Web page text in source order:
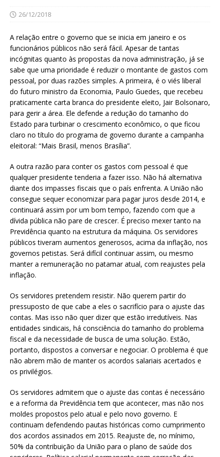
26/12/2018
A relação entre o governo que se inicia em janeiro e os
funcionários públicos não será fácil. Apesar de tantas
incógnitas quanto às propostas da nova administração, já se
sabe que uma prioridade é reduzir o montante de gastos com
pessoal, por duas razões simples. A primeira, é o viés liberal
do futuro ministro da Economia, Paulo Guedes, que recebeu
praticamente carta branca do presidente eleito, Jair Bolsonaro,
para gerir a área. Ele defende a redução do tamanho do
Estado para turbinar o crescimento econômico, o que ficou
claro no título do programa de governo durante a campanha
eleitoral: “Mais Brasil, menos Brasília”.
A outra razão para conter os gastos com pessoal é que
qualquer presidente tenderia a fazer isso. Não há alternativa
diante dos impasses fiscais que o país enfrenta. A União não
consegue sequer economizar para pagar juros desde 2014, e
continuará assim por um bom tempo, fazendo com que a
dívida pública não pare de crescer. É preciso mexer tanto na
Previdência quanto na estrutura da máquina. Os servidores
públicos tiveram aumentos generosos, acima da inflação, nos
governos petistas. Será difícil continuar assim, ou mesmo
manter a remuneração no patamar atual, com reajustes pela
inflação.
Os servidores pretendem resistir. Não querem partir do
pressuposto de que cabe a eles o sacrifício para o ajuste das
contas. Mas isso não quer dizer que estão irredutíveis. Nas
entidades sindicais, há consciência do tamanho do problema
fiscal e da necessidade de busca de uma solução. Estão,
portanto, dispostos a conversar e negociar. O problema é que
não abrem mão de manter os acordos salariais acertados e
os privilégios.
Os servidores admitem que o ajuste das contas é necessário
e a reforma da Previdência tem que acontecer, mas não nos
moldes propostos pelo atual e pelo novo governo. E
continuam defendendo pautas históricas como cumprimento
dos acordos assinados em 2015. Reajuste de, no mínimo,
50% da contribuição da União para o plano de saúde dos